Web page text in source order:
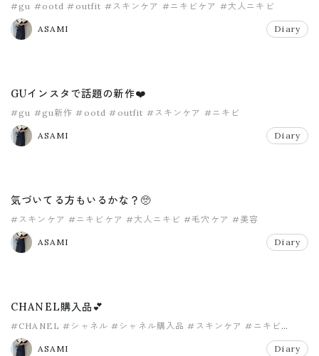
#gu #ootd #outfit #スキンケア #ニキビケア #大人ニキビ
ASAMI Diary
GUインスタで話題の新作❤️
#gu #gu新作 #ootd #outfit #スキンケア #ニキビ
ASAMI Diary
気づいてる方もいるかな？🥺
#スキンケア #ニキビケア #大人ニキビ #毛穴ケア #美容
ASAMI Diary
CHANEL購入品💕
#CHANEL #シャネル #シャネル購入品 #スキンケア #ニキビ
#大人ニキビ
ASAMI
Diary